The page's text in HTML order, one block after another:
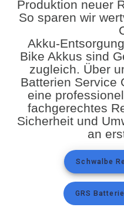
Produktion neuer
So sparen wir
​Akku-
Bike Akkus sind
zugleich. Über
Batterien Service
eine
fachgerechtes
Sicherheit und
an
Schwalbe
GRS